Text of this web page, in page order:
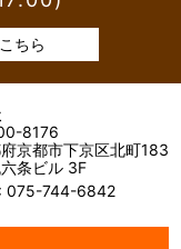
ちら
8176
京都市下京区北町183
条ビル 3F
075-744-6842